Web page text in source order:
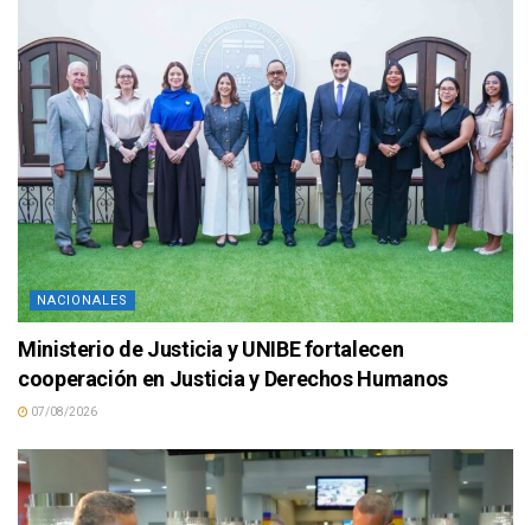
NACIONALES
Ministerio de Justicia y UNIBE fortalecen
cooperación en Justicia y Derechos Humanos
07/08/2026